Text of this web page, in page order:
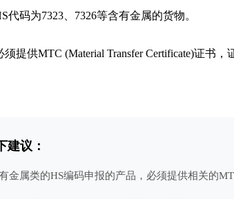
码为7323、7326等含有金属的货物。
提供MTC (Material Transfer Certificate)证书，
建议：
金属类的HS编码申报的产品，必须提供相关的